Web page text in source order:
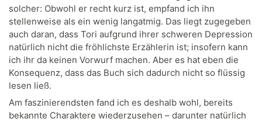
solcher: Obwohl er recht kurz ist, empfand ich ihn
stellenweise als ein wenig langatmig. Das liegt zugegeben
auch daran, dass Tori aufgrund ihrer schweren Depression
natürlich nicht die fröhlichste Erzählerin ist; insofern kann
ich ihr da keinen Vorwurf machen. Aber es hat eben die
Konsequenz, dass das Buch sich dadurch nicht so flüssig
lesen ließ.
Am faszinierendsten fand ich es deshalb wohl, bereits
bekannte Charaktere wiederzusehen – darunter natürlich